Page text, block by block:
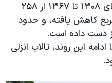
مساحت این تالاب بین سال‌های ۱۳۰۸ تا ۱۳۶۷ از ۲۵۸
۵۲ کیلومتر مربع کاهش یافته، و حدود
دست داده است.
این روند، تالاب انزلی